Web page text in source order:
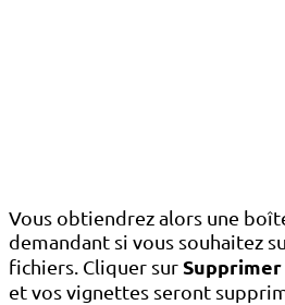
Vous obtiendrez alors une
demandant si vous souhaitez
fichiers. Cliquer sur
et vos vignettes seront